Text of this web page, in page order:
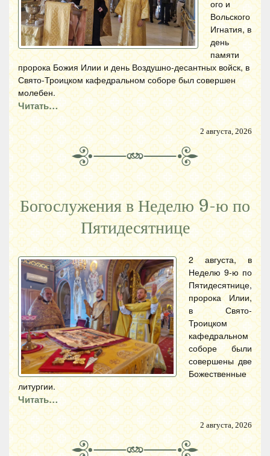
ого и
Вольского
Игнатия, в
день
памяти
пророка Божия Илии и день Воздушно-десантных войск, в
Свято-Троицком кафедральном соборе был совершен
молебен.
Читать…
2 августа, 2026
Богослужения в Неделю 9-ю по
Пятидесятнице
2 августа, в
Неделю 9-ю по
Пятидесятнице,
пророка Илии,
в Свято-
Троицком
кафедральном
соборе были
совершены две
Божественные
литургии.
Читать…
2 августа, 2026